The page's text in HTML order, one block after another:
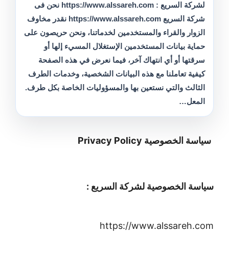
لشركة السريع : https://www.alssareh.com نحن فى
شركة السريع https://www.alssareh.com نقدر مخاوف
الزوار والقراء والمستخدمين لخدماتنا، ونحن حريصون على
حماية بيانات المستخدمين الإستغلال المسيء إلها أو
سرقتها أو أي انتهاك آخر، فيما نعرض في هذه الصفحة
كيفية تعاملنا مع هذه البيانات الشخصية، وخدمات الطرف
الثالث والتي نستعين بها والمسؤوليات الخاصة بكل طرف.
المعل…
سياسة الخصوصية Privacy Policy
سياسة الخصوصية لشركة السريع :
https://www.alssareh.com